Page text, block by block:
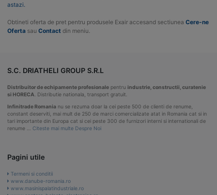
astazi.
Obtineti oferta de pret pentru produsele Exair accesand sectiunea Cere-ne
Oferta sau Contact din meniu.
S.C. DRIATHELI GROUP S.R.L
Distribuitor de echipamente profesionale pentru industrie, constructii, curatenie
si HORECA. Distributie nationala, transport gratuit.
Infinitrade Romania nu se rezuma doar la cei peste 500 de clienti de renume,
constant deserviti, mai mult de 250 de marci comercializate atat in Romania cat si in
tari importante din Europa cat si cei peste 300 de furnizori interni si internationali de
renume … Citeste mai multe Despre Noi
Pagini utile
Termeni si conditii
www.danube-romania.ro
www.masinispalatindustriale.ro